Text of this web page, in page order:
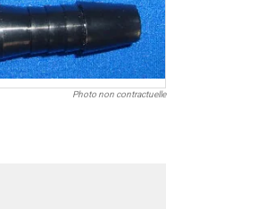
Photo non contractuelle